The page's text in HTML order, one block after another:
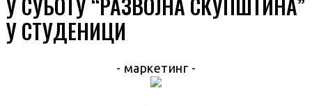
У СТУДЕНИЦИ
- маркетинг -